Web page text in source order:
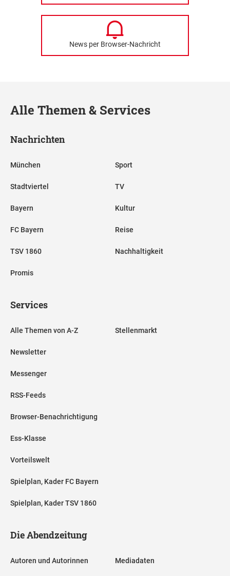
News per Browser-Nachricht
Alle Themen & Services
Nachrichten
München
Stadtviertel
Bayern
FC Bayern
TSV 1860
Promis
Sport
TV
Kultur
Reise
Nachhaltigkeit
Services
Alle Themen von A-Z
Newsletter
Messenger
RSS-Feeds
Browser-Benachrichtigung
Ess-Klasse
Vorteilswelt
Spielplan, Kader FC Bayern
Spielplan, Kader TSV 1860
Stellenmarkt
Die Abendzeitung
Autoren und Autorinnen Mediadaten